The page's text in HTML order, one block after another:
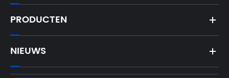
PRODUCTEN
NIEUWS